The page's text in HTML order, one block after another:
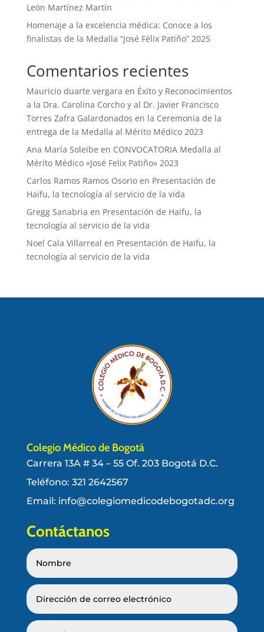
León Martínez Martín
Homenaje a la excelencia médica: Conoce a los
finalistas de la Medalla “José Félix Patiño” 2025
Comentarios recientes
Mauricio duarte vergara en Éxito y Reconocimientos
a la Dra. Carolina Corcho y al Dr. Javier Francisco
Torres Zafra Galardonados en la Ceremonia de la
entrega de la Medalla al Mérito Médico 2023
Ana María Soleibe en CONVOCATORIA Medalla al
Mérito Médico «José Felix Patiño» 2023
Carlos Ramos Ramos Osorioen Presentación de
Haifu, la tecnología al servicio de la vida
Gregg Sanabria en Presentación de Haifu, la
tecnología al servicio de la vida
Noel Cala Villarreal en Presentación de Haifu, la
tecnología al servicio de la vida
Colegio Médico de Bogotá
Carrera 13A # 34 – 55 Of. 203 Bogotá D.C.
Teléfono: 321 2642567
Email: info@colegiomedicodebogotadc.org
Contáctanos